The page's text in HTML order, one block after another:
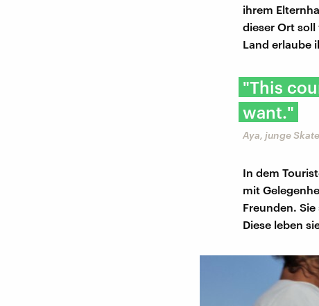
ihrem
dieser Ort
Land erlaube
"This
want."
Aya, junge
In dem
mit
Freunden.
Diese leben